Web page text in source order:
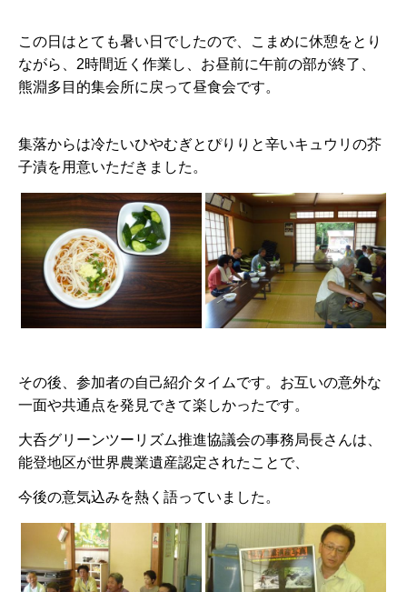
この日はとても暑い日でしたので、こまめに休憩をとり
ながら、2時間近く作業し、お昼前に午前の部が終了、
熊淵多目的集会所に戻って昼食会です。
集落からは冷たいひやむぎとぴりりと辛いキュウリの芥
子漬を用意いただきました。
その後、参加者の自己紹介タイムです。お互いの意外な
一面や共通点を発見できて楽しかったです。
大呑グリーンツーリズム推進協議会の事務局長さんは、
能登地区が世界農業遺産認定されたことで、
今後の意気込みを熱く語っていました。